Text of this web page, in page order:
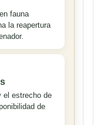
fauna
la reapertura
el estrecho de
de